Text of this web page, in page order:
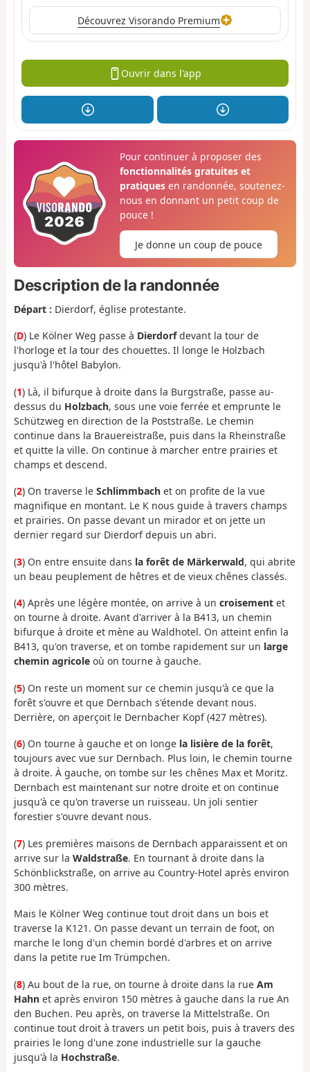
Découvrez Visorando Premium
Ouvrir dans l'app
Pour continuer à proposer des
fonctionnalités gratuites et
pratiquesen randonnée, soutenez-
nous en donnant un petit coup de
pouce !
Je donne un coup de pouce
Description de la randonnée
Départ : Dierdorf, église protestante.
(D) Le Kölner Weg passe à Dierdorfdevant la tour de
l'horloge et la tour des chouettes. Il longe le Holzbach
jusqu'à l'hôtel Babylon.
(1) Là, il bifurque à droite dans la Burgstraße, passe au-
dessus du Holzbach, sous une voie ferrée et emprunte le
Schützweg en direction de la Poststraße. Le chemin
continue dans la Brauereistraße, puis dans la Rheinstraße
et quitte la ville. On continue à marcher entre prairies et
champs et descend.
(2) On traverse le Schlimmbach et on profite de la vue
magnifique en montant. Le K nous guide à travers champs
et prairies. On passe devant un mirador et on jette un
dernier regard sur Dierdorf depuis un abri.
(3) On entre ensuite dans la forêt de Märkerwald, qui abrite
un beau peuplement de hêtres et de vieux chênes classés.
(4) Après une légère montée, on arrive à un croisement et
on tourne à droite. Avant d'arriver à la B413, un chemin
bifurque à droite et mène au Waldhotel. On atteint enfin la
B413, qu'on traverse, et on tombe rapidement sur un large
chemin agricole où on tourne à gauche.
(5) On reste un moment sur ce chemin jusqu'à ce que la
forêt s'ouvre et que Dernbach s'étende devant nous.
Derrière, on aperçoit le Dernbacher Kopf (427 mètres).
(6) On tourne à gauche et on longe la lisière de la forêt,
toujours avec vue sur Dernbach. Plus loin, le chemin tourne
à droite. À gauche, on tombe sur les chênes Max et Moritz.
Dernbach est maintenant sur notre droite et on continue
jusqu'à ce qu'on traverse un ruisseau. Un joli sentier
forestier s'ouvre devant nous.
(7) Les premières maisons de Dernbach apparaissent et on
arrive sur la Waldstraße. En tournant à droite dans la
Schönblickstraße, on arrive au Country-Hotel après environ
300 mètres.
Mais le Kölner Weg continue tout droit dans un bois et
traverse la K121. On passe devant un terrain de foot, on
marche le long d'un chemin bordé d'arbres et on arrive
dans la petite rue Im Trümpchen.
(8) Au bout de la rue, on tourne à droite dans la rue Am
Hahn et après environ 150 mètres à gauche dans la rue An
den Buchen. Peu après, on traverse la Mittelstraße. On
continue tout droit à travers un petit bois, puis à travers des
prairies le long d'une zone industrielle sur la gauche
jusqu'à la Hochstraße.